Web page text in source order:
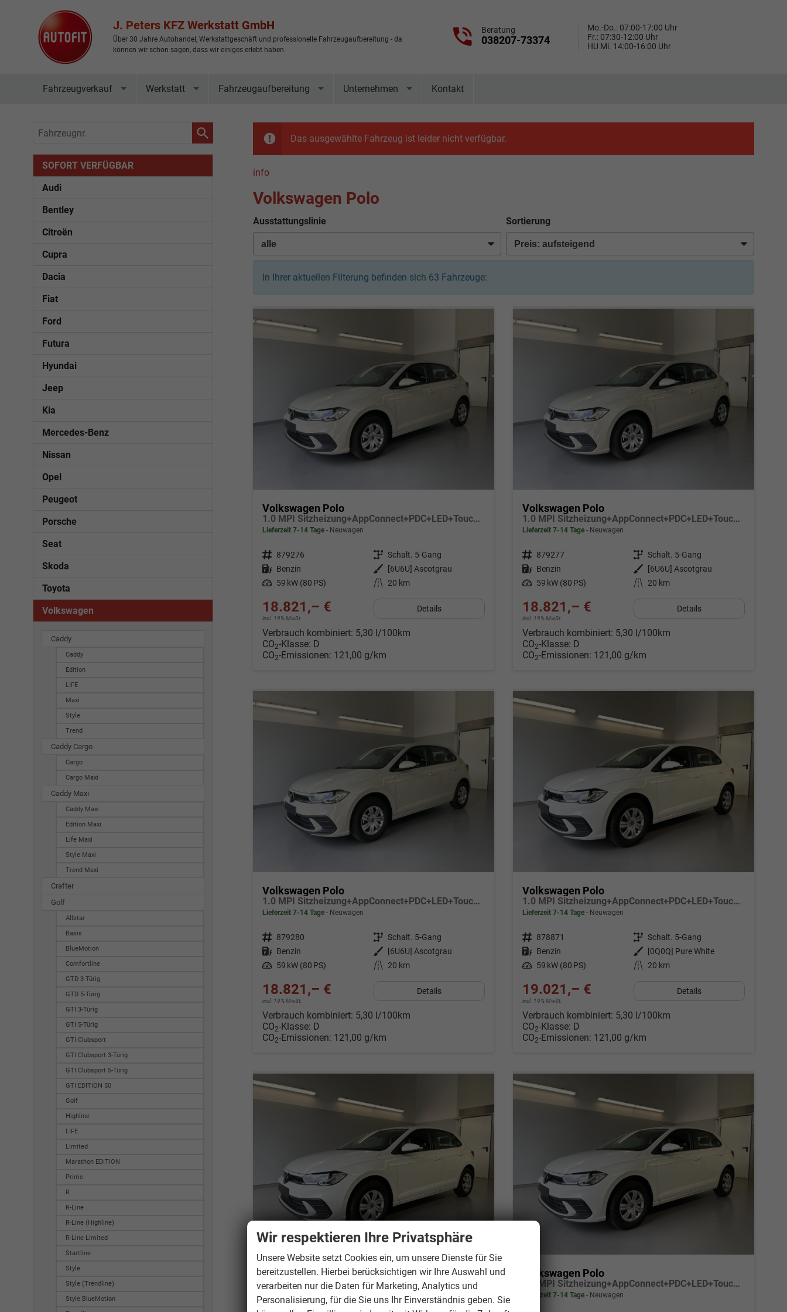
J. Peters KFZ Werkstatt GmbH
Über 30 Jahre Autohandel, Werkstattgeschäft und professionelle Fahrzeugaufbereitung - da
können wir schon sagen, dass wir einiges erlebt haben.
Beratung
038207-73374
Mo.-Do.: 07:00-17:00 Uhr
Fr.: 07:30-12:00 Uhr
HU Mi. 14:00-16:00 Uhr
Fahrzeugverkauf Werkstatt Fahrzeugaufbereitung Unternehmen Kontakt
Das ausgewählte Fahrzeug ist leider nicht verfügbar.
info
Volkswagen Polo
Ausstattungslinie Sortierung
In Ihrer aktuellen Filterung befinden sich 63 Fahrzeuge:
Volkswagen Polo
1.0 MPI Sitzheizung+AppConnect+PDC+LED+Touch+Lichtsensor+MultiLenkrad
Lieferzeit 7-14 Tage Neuwagen
Fahrzeugnr. 879276 Getriebe Schalt. 5-Gang
Kraftstoff Benzin Außenfarbe
[6U6U] Ascotgrau
Leistung 59 kW (80 PS) Kilometerstand 20 km
18.821,– €
incl. 19% MwSt.
Details
Verbrauch kombiniert: 5,30 l/100km
CO2-Klasse: D
CO2-Emissionen: 121,00 g/km
Volkswagen Polo
1.0 MPI Sitzheizung+AppConnect+PDC+LED+Touch+Lichtsensor+MultiLenkrad
Lieferzeit 7-14 Tage Neuwagen
Fahrzeugnr. 879277 Getriebe Schalt. 5-Gang
Kraftstoff Benzin Außenfarbe
[6U6U] Ascotgrau
Leistung 59 kW (80 PS) Kilometerstand 20 km
18.821,– €
incl. 19% MwSt.
Details
Verbrauch kombiniert: 5,30 l/100km
CO2-Klasse: D
CO2-Emissionen: 121,00 g/km
Volkswagen Polo
1.0 MPI Sitzheizung+AppConnect+PDC+LED+Touch+Lichtsensor+MultiLenkrad
Lieferzeit 7-14 Tage Neuwagen
Fahrzeugnr. 879280 Getriebe Schalt. 5-Gang
Kraftstoff Benzin Außenfarbe
[6U6U] Ascotgrau
Leistung 59 kW (80 PS) Kilometerstand 20 km
18.821,– €
incl. 19% MwSt.
Details
Verbrauch kombiniert: 5,30 l/100km
CO2-Klasse: D
CO2-Emissionen: 121,00 g/km
Volkswagen Polo
1.0 MPI Sitzheizung+AppConnect+PDC+LED+Touch+Lichtsensor+MultiLenkrad
Lieferzeit 7-14 Tage Neuwagen
Fahrzeugnr. 878871 Getriebe Schalt. 5-Gang
Kraftstoff Benzin Außenfarbe
[0Q0Q] Pure White
Leistung 59 kW (80 PS) Kilometerstand 20 km
19.021,– €
incl. 19% MwSt.
Details
Verbrauch kombiniert: 5,30 l/100km
CO2-Klasse: D
CO2-Emissionen: 121,00 g/km
Volkswagen Polo
1.0 MPI Sitzheizung+AppConnect+PDC+LED+Touch+Lichtsensor+MultiLenkrad
Lieferzeit 7-14 Tage Neuwagen
Volkswagen Polo
1.0 MPI Sitzheizung+AppConnect+PDC+LED+Touch+Lichtsensor+MultiLenkrad
Lieferzeit 7-14 Tage Neuwagen
Fahrzeugnr.
SOFORT VERFÜGBAR
Audi
Bentley
Citroën
Cupra
Dacia
Fiat
Ford
Futura
Hyundai
Jeep
Kia
Mercedes-Benz
Nissan
Opel
Peugeot
Porsche
Seat
Skoda
Toyota
Volkswagen
Caddy
Caddy
Edition
LIFE
Maxi
Style
Trend
Caddy Cargo
Cargo
Cargo Maxi
Caddy Maxi
Caddy Maxi
Edition Maxi
Life Maxi
Style Maxi
Trend Maxi
Crafter
Golf
Allstar
Basis
BlueMotion
Comfortline
GTD 3-Türig
GTD 5-Türig
GTI 3-Türig
GTI 5-Türig
GTI Clubsport
GTI Clubsport 3-Türig
GTI Clubsport 5-Türig
GTI EDITION 50
Golf
Highline
LIFE
Limited
Marathon EDITION
Prime
R
R-Line
R-Line (Highline)
R-Line Limited
Startline
Style
Style (Trendline)
Style BlueMotion
Wir respektieren Ihre Privatsphäre
Unsere Website setzt Cookies ein, um unsere Dienste für Sie
bereitzustellen. Hierbei berücksichtigen wir Ihre Auswahl und
verarbeiten nur die Daten für Marketing, Analytics und
Personalisierung, für die Sie uns Ihr Einverständnis geben. Sie